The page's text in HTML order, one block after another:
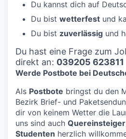
Du kannst dich auf
Du bist wetterfest und
Du bist zuverlässig und
Du hast eine Frage zum
direkt an: 039205 623811
Werde Postbote bei
Als Postbote bringst du den
Bezirk Brief- und
dir von keinem Wetter die
uns sind auch Quereinsteiger
Studenten herzlich